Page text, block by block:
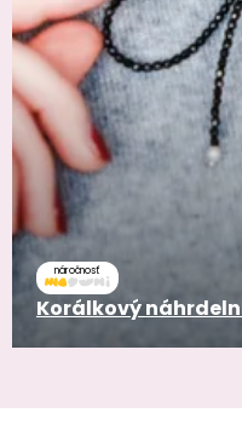
náročnosť
Korálkový